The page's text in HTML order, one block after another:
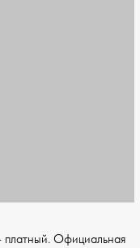
платный. Официальная